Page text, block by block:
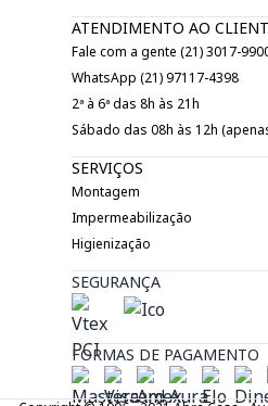
ATENDIMENTO AO
Fale com a gente (21) 3017-
WhatsApp (21) 97117-4398
2ª à 6ª das 8h às 21h
Sábado das 08h às 12h
SERVIÇOS
Montagem
Impermeabilização
Higienização
SEGURANÇA
FORMAS DE PAGAMENTO